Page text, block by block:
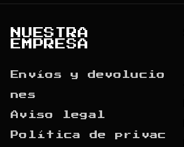
NUESTRA
EMPRESA
Envíos y devolucio
nes
Aviso legal
Política de privac